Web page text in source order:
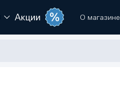
Акции О магазине